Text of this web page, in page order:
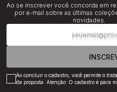
Ao se inscrever você concorda em
por e-mail sobre as últimas
novidades.
Ao concluir o cadastro, você permite o
da proposta. Atenção: O cadastro é para